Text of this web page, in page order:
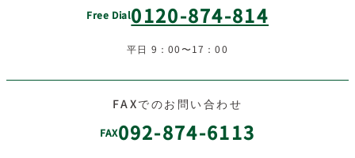
Free Dial0120-874-814
平日 9：00〜17：00
FAXでのお問い合わせ
FAX092-874-6113